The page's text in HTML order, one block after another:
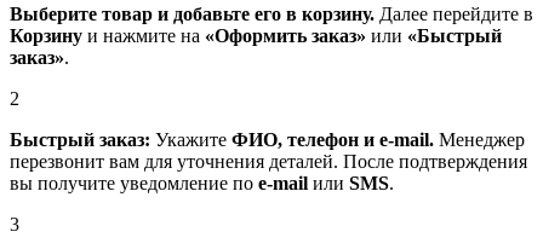
Выберите товар и добавьте его в корзину. Далее перейдите в
Корзину и нажмите на «Оформить заказ» или «Быстрый
заказ».
2
Быстрый заказ: Укажите ФИО, телефон и e-mail. Менеджер
перезвонит вам для уточнения деталей. После подтверждения
вы получите уведомление по e-mail или SMS.
3